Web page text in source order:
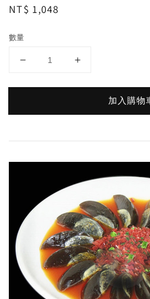
Regular
NT$ 1,048
數量
加入購物